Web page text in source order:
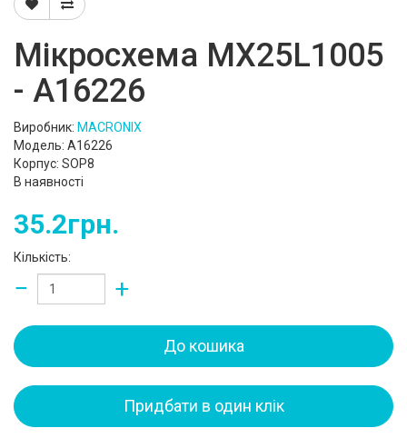
Мікросхема MX25L1005
- A16226
Виробник: MACRONIX
Модель: A16226
Корпус: SOP8
В наявності
35.2грн.
Кількість:
− +
До кошика
Придбати в один клік